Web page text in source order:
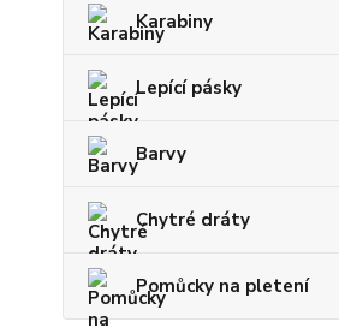
Karabiny
Lepící pásky
Barvy
Chytré dráty
Pomůcky na pletení